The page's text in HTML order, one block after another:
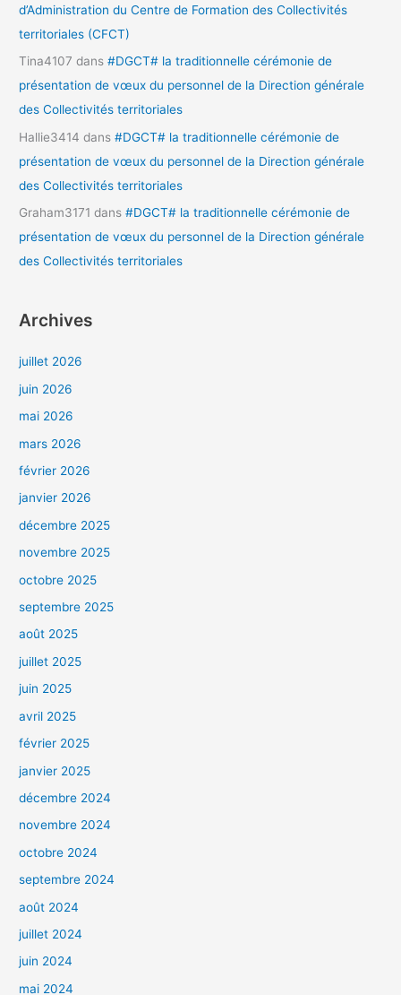
d’Administration du Centre de Formation des Collectivités
territoriales (CFCT)
Tina4107 dans#DGCT# la traditionnelle cérémonie de
présentation de vœux du personnel de la Direction générale
des Collectivités territoriales
Hallie3414 dans#DGCT# la traditionnelle cérémonie de
présentation de vœux du personnel de la Direction générale
des Collectivités territoriales
Graham3171 dans#DGCT# la traditionnelle cérémonie de
présentation de vœux du personnel de la Direction générale
des Collectivités territoriales
Archives
juillet 2026
juin 2026
mai 2026
mars 2026
février 2026
janvier 2026
décembre 2025
novembre 2025
octobre 2025
septembre 2025
août 2025
juillet 2025
juin 2025
avril 2025
février 2025
janvier 2025
décembre 2024
novembre 2024
octobre 2024
septembre 2024
août 2024
juillet 2024
juin 2024
mai 2024